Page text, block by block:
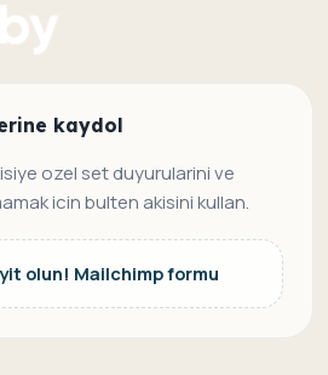
kaydol
ozel set duyurularini ve
icin bulten akisini kullan.
olun! Mailchimp formu